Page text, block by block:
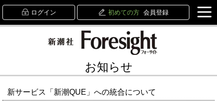
ログイン 初めての方 会員登録
お知らせ
新サービス「新潮QUE」への統合について